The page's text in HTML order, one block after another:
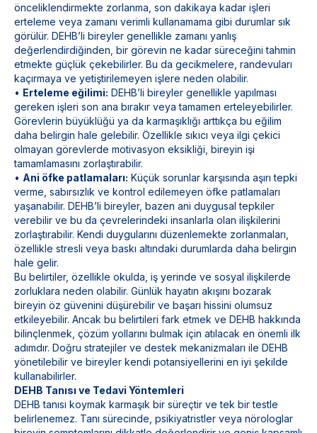
önceliklendirmekte zorlanma, son dakikaya kadar işleri
erteleme veya zamanı verimli kullanamama gibi durumlar sık
görülür. DEHB’li bireyler genellikle zamanı yanlış
değerlendirdiğinden, bir görevin ne kadar süreceğini tahmin
etmekte güçlük çekebilirler. Bu da gecikmelere, randevuları
kaçırmaya ve yetiştirilemeyen işlere neden olabilir.
• Erteleme eğilimi: DEHB’li bireyler genellikle yapılması
gereken işleri son ana bırakır veya tamamen erteleyebilirler.
Görevlerin büyüklüğü ya da karmaşıklığı arttıkça bu eğilim
daha belirgin hale gelebilir. Özellikle sıkıcı veya ilgi çekici
olmayan görevlerde motivasyon eksikliği, bireyin işi
tamamlamasını zorlaştırabilir.
• Ani öfke patlamaları: Küçük sorunlar karşısında aşırı tepki
verme, sabırsızlık ve kontrol edilemeyen öfke patlamaları
yaşanabilir. DEHB’li bireyler, bazen ani duygusal tepkiler
verebilir ve bu da çevrelerindeki insanlarla olan ilişkilerini
zorlaştırabilir. Kendi duygularını düzenlemekte zorlanmaları,
özellikle stresli veya baskı altındaki durumlarda daha belirgin
hale gelir.
Bu belirtiler, özellikle okulda, iş yerinde ve sosyal ilişkilerde
zorluklara neden olabilir. Günlük hayatın akışını bozarak
bireyin öz güvenini düşürebilir ve başarı hissini olumsuz
etkileyebilir. Ancak bu belirtileri fark etmek ve DEHB hakkında
bilinçlenmek, çözüm yollarını bulmak için atılacak en önemli ilk
adımdır. Doğru stratejiler ve destek mekanizmaları ile DEHB
yönetilebilir ve bireyler kendi potansiyellerini en iyi şekilde
kullanabilirler.
DEHB Tanısı ve Tedavi Yöntemleri
DEHB tanısı koymak karmaşık bir süreçtir ve tek bir testle
belirlenemez. Tanı sürecinde, psikiyatristler veya nörologlar